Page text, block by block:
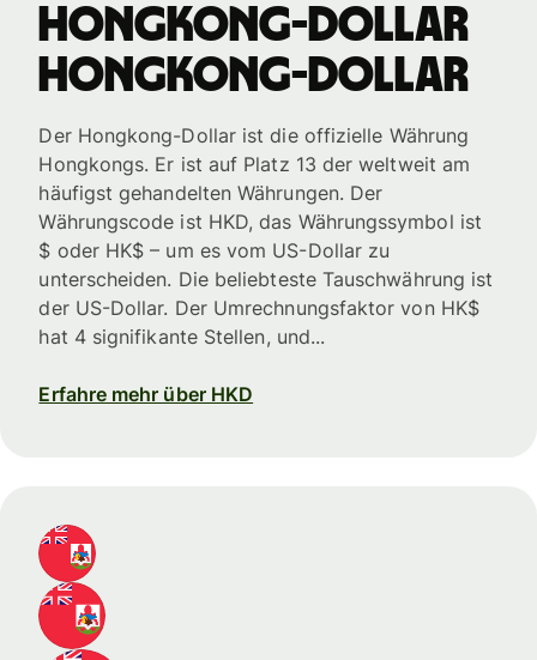
Hongkong-Dollar
Hongkong-Dollar
Der Hongkong-Dollar ist die offizielle Währung
Hongkongs. Er ist auf Platz 13 der weltweit am
häufigst gehandelten Währungen. Der
Währungscode ist HKD, das Währungssymbol ist
$ oder HK$ – um es vom US-Dollar zu
unterscheiden. Die beliebteste Tauschwährung ist
der US-Dollar. Der Umrechnungsfaktor von HK$
hat 4 signifikante Stellen, und...
Erfahre mehr über HKD